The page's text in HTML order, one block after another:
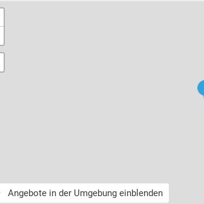
Angebote in der Umgebung einblenden